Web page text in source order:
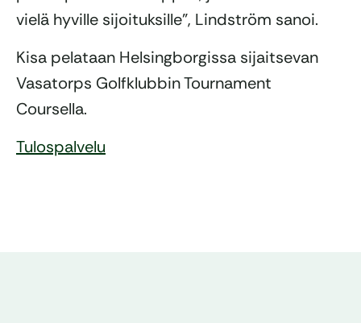
vielä hyville sijoituksille”, Lindström sanoi.
Kisa pelataan Helsingborgissa sijaitsevan
Vasatorps Golfklubbin Tournament
Coursella.
Tulospalvelu